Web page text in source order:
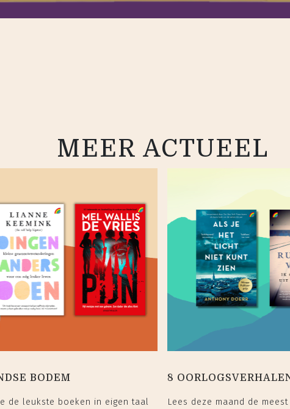
MEER ACTUEEL
BODEM
de leukste boeken in eigen taal
8
Lees deze maand de